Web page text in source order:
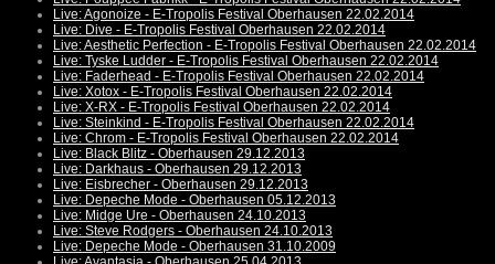
Live: Agonoize - E-Tropolis Festival Oberhausen 22.02.2014
Live: Dive - E-Tropolis Festival Oberhausen 22.02.2014
Live: Aesthetic Perfection - E-Tropolis Festival Oberhausen 22.02.2014
Live: Tyske Ludder - E-Tropolis Festival Oberhausen 22.02.2014
Live: Faderhead - E-Tropolis Festival Oberhausen 22.02.2014
Live: Xotox - E-Tropolis Festival Oberhausen 22.02.2014
Live: X-RX - E-Tropolis Festival Oberhausen 22.02.2014
Live: Steinkind - E-Tropolis Festival Oberhausen 22.02.2014
Live: Chrom - E-Tropolis Festival Oberhausen 22.02.2014
Live: Black Blitz - Oberhausen 29.12.2013
Live: Darkhaus - Oberhausen 29.12.2013
Live: Eisbrecher - Oberhausen 29.12.2013
Live: Depeche Mode - Oberhausen 05.12.2013
Live: Midge Ure - Oberhausen 24.10.2013
Live: Steve Rodgers - Oberhausen 24.10.2013
Live: Depeche Mode - Oberhausen 31.10.2009